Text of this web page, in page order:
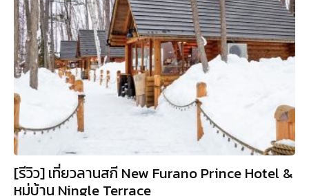
[รีวิว] เที่ยวลานสกี New Furano Prince Hotel &
หมู่บ้าน Ningle Terrace